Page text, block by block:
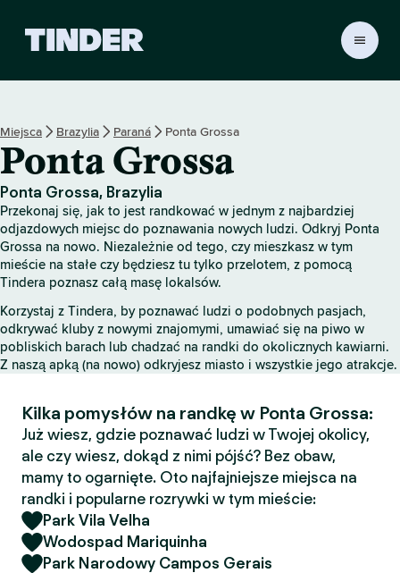
r
S
t
r
o
n
a
g
ł
w
n
a
Miejsca Brazylia Paraná Ponta Grossa
Ponta Grossa
Ponta Grossa, Brazylia
Przekonaj się, jak to jest randkować w jednym z najbardziej
odjazdowych miejsc do poznawania nowych ludzi. Odkryj Ponta
Grossa na nowo. Niezależnie od tego, czy mieszkasz w tym
mieście na stałe czy będziesz tu tylko przelotem, z pomocą
Tindera poznasz całą masę lokalsów.
Korzystaj z Tindera, by poznawać ludzi o podobnych pasjach,
odkrywać kluby z nowymi znajomymi, umawiać się na piwo w
pobliskich barach lub chadzać na randki do okolicznych kawiarni.
Z naszą apką (na nowo) odkryjesz miasto i wszystkie jego atrakcje.
Kilka pomysłów na randkę w Ponta Grossa:
Już wiesz, gdzie poznawać ludzi w Twojej okolicy,
ale czy wiesz, dokąd z nimi pójść? Bez obaw,
mamy to ogarnięte. Oto najfajniejsze miejsca na
randki i popularne rozrywki w tym mieście:
Park Vila Velha
Wodospad Mariquinha
Park Narodowy Campos Gerais